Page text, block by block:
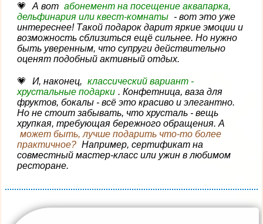
А вот абонемент на посещение аквапарка,
дельфинария или квест-комнаты
- вот это уже
интереснее! Такой подарок дарит яркие эмоции и
возможность сблизиться ещё сильнее. Но нужно
быть уверенным, что супруги действительно
оценят подобный активный отдых.
И, наконец, классический вариант -
хрустальные подарки . Конфетница, ваза для
фруктов, бокалы - всё это красиво и элегантно.
Но не стоит забывать, что хрусталь - вещь
хрупкая, требующая бережного обращения. А
может быть, лучше подарить что-то более
практичное? Например, сертификат на
совместный мастер-класс или ужин в любимом
ресторане.